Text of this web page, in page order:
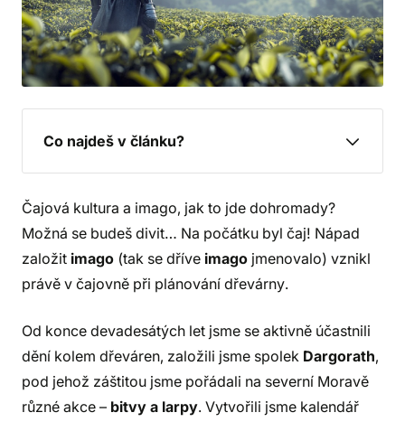
Co najdeš v článku?
Čajová kultura a imago, jak to jde dohromady?
Možná se budeš divit… Na počátku byl čaj! Nápad
založit imago (tak se dříve imago jmenovalo) vznikl
právě v čajovně při plánování dřevárny.
Od konce devadesátých let jsme se aktivně účastnili
dění kolem dřeváren, založili jsme spolek Dargorath,
pod jehož záštitou jsme pořádali na severní Moravě
různé akce – bitvy a larpy. Vytvořili jsme kalendář